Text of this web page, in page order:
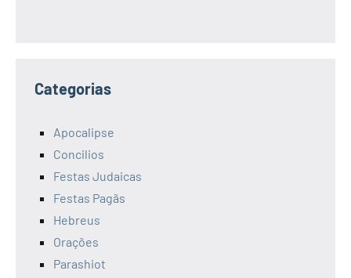
Categorias
Apocalipse
Concilios
Festas Judaicas
Festas Pagãs
Hebreus
Orações
Parashiot